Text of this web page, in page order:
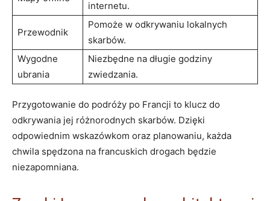
internetu.
Przewodnik
Pomoże w odkrywaniu lokalnych
skarbów.
Wygodne
ubrania
Niezbędne na długie godziny
zwiedzania.
Przygotowanie do podróży po Francji to klucz do
odkrywania jej różnorodnych skarbów. Dzięki
odpowiednim wskazówkom oraz planowaniu, każda
chwila spędzona na francuskich drogach będzie
niezapomniana.